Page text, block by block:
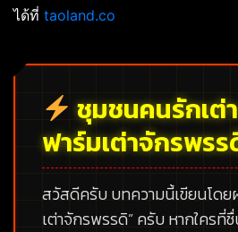
ได้ที่ taoland.co
ชุมชนคนรักเต่
ฟาร์มเต่าจักรพร
สวัสดีครับ บทความนี้เขียนโดย
เต่าจักรพรรดิ”ครับ หากใครที่